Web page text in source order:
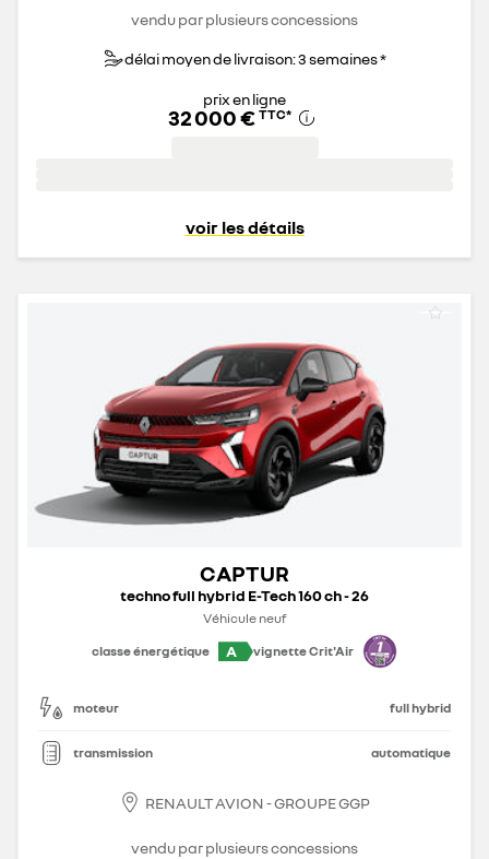
vendu par plusieurs concessions
délai moyen de livraison: 3 semaines *
prix en ligne
32 000 € TTC*
voir les détails
CAPTUR
techno full hybrid E-Tech 160 ch - 26
Véhicule neuf
classe énergétique
A vignette Crit'Air
moteur full hybrid
transmission automatique
RENAULT AVION - GROUPE GGP
vendu par plusieurs concessions